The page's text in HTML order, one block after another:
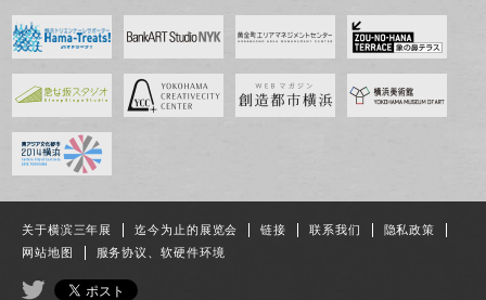
关于横滨三年展 迄今为止的展览会 链接 联系我们
隐私政策
网站地图
服务协议、软硬件环境